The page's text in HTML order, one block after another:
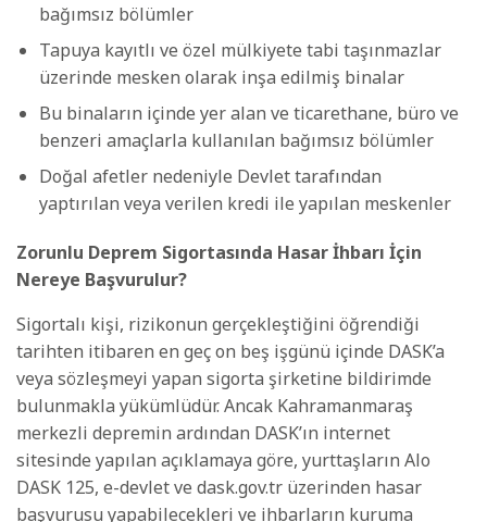
bağımsız bölümler
Tapuya kayıtlı ve özel mülkiyete tabi taşınmazlar
üzerinde mesken olarak inşa edilmiş binalar
Bu binaların içinde yer alan ve ticarethane, büro ve
benzeri amaçlarla kullanılan bağımsız bölümler
Doğal afetler nedeniyle Devlet tarafından
yaptırılan veya verilen kredi ile yapılan meskenler
Zorunlu Deprem Sigortasında Hasar İhbarı İçin
Nereye Başvurulur?
Sigortalı kişi, rizikonun gerçekleştiğini öğrendiği
tarihten itibaren en geç on beş işgünü içinde DASK’a
veya sözleşmeyi yapan sigorta şirketine bildirimde
bulunmakla yükümlüdür. Ancak Kahramanmaraş
merkezli depremin ardından DASK’ın internet
sitesinde yapılan açıklamaya göre, yurttaşların Alo
DASK 125, e-devlet ve dask.gov.tr üzerinden hasar
başvurusu yapabilecekleri ve ihbarların kuruma